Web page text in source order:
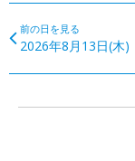
前の日を見る
2026年8月13日(木)